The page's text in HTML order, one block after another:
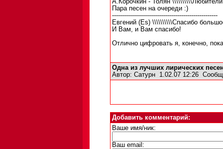
А.Корочкин - Толян
Пара песен на очереди :)
-----------------------------------------------------
Евгений (Es) \\\\\\\\\\Спасибо
И Вам, и Вам спасибо!
Отлично цифровать я, конечно,
Одна из лучших лирических
Автор: Сатурн 1.02.07 12:26
Добавить комментарий:
Ваше имя/ник:
Ваш email: